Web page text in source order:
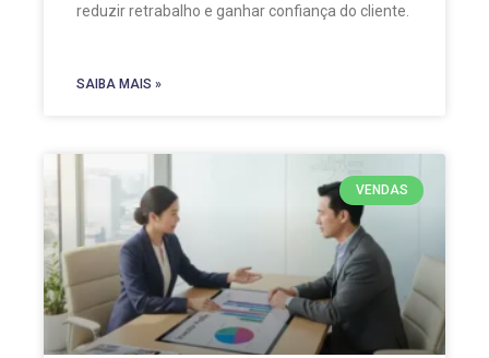
reduzir retrabalho e ganhar confiança do cliente.
SAIBA MAIS »
VENDAS